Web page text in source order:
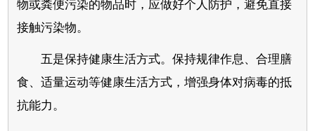
物或粪便污染的物品时，应做好个人防护，避免直接
接触污染物。
五是保持健康生活方式。保持规律作息、合理膳
食、适量运动等健康生活方式，增强身体对病毒的抵
抗能力。